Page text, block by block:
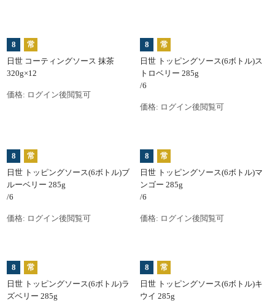
8
常
日世 コーティングソース 抹茶
320g×12
価格: ログイン後閲覧可
8
常
日世 トッピングソース(6ボトル)ス
トロベリー 285g
/6
価格: ログイン後閲覧可
8
常
日世 トッピングソース(6ボトル)ブ
ルーベリー 285g
/6
価格: ログイン後閲覧可
8
常
日世 トッピングソース(6ボトル)マ
ンゴー 285g
/6
価格: ログイン後閲覧可
8
常
日世 トッピングソース(6ボトル)ラ
ズベリー 285g
8
常
日世 トッピングソース(6ボトル)キ
ウイ 285g